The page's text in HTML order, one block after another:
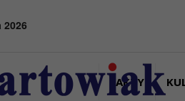
2026
FAKTY